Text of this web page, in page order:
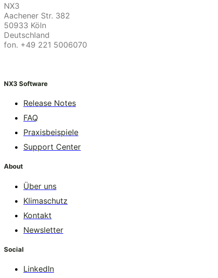
NX3
Aachener Str. 382
50933 Köln
Deutschland
fon. +49 221 5006070
NX3 Software
Release Notes
FAQ
Praxisbeispiele
Support Center
About
Über uns
Klimaschutz
Kontakt
Newsletter
Social
LinkedIn